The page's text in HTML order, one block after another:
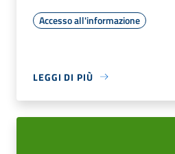
Accesso all'informazione
LEGGI DI PIÙ